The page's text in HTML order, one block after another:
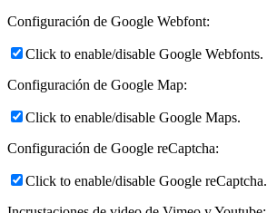
Configuración de Google Webfont:
Click to enable/disable Google Webfonts.
Configuración de Google Map:
Click to enable/disable Google Maps.
Configuración de Google reCaptcha:
Click to enable/disable Google reCaptcha.